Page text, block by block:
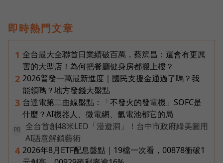
即時熱門文章
1 全台最大全聯首日業績破百萬，蔡篤昌：還會有更厲
害的大型店！為何把餐廳健身房都搬上樓？
2 2026普發一萬最新進度｜國民支援金通過了嗎？我
能領嗎？地方發錢大盤點
3 台達電第二曲線盤點：「不發火的發電機」SOFC是
什麼？AI機器人、微電網、氫電池都它的局
PR
全台首創48米LED「漫遊洞」！台中市政府綠美圖用
AI語意解鎖藝術
4 2026年8月ETF配息盤點｜19檔一次看，00878衝破1